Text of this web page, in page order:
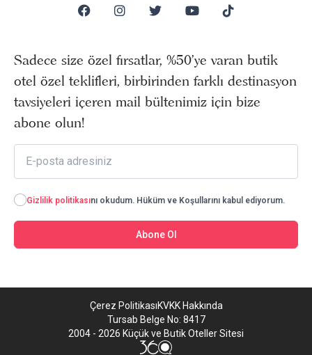
Sadece size özel fırsatlar, %50’ye varan butik
otel özel teklifleri, birbirinden farklı destinasyon
tavsiyeleri içeren mail bültenimiz için bize
abone olun!
Gizlilik politikasını okudum. Hüküm ve Koşullarını kabul ediyorum.
Abone Ol
2004 - 2026 Küçük ve Butik Oteller Sitesi
Tursab Belge No: 8417
Çerez PolitikasıKVKK Hakkında